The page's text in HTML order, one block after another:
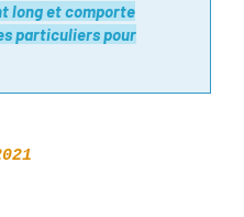
long et comporte
particuliers pour